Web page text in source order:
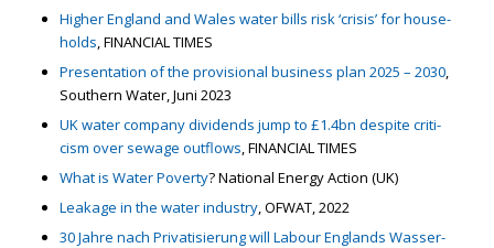
Hig­her Eng­land and Wales water bills risk ‘cri­sis’ for house­
holds, FINANCIAL TIMES
Pre­sen­ta­ti­on of the pro­vi­sio­nal busi­ness plan 2025 – 2030,
Sou­thern Water, Juni 2023
UK water com­pa­ny divi­dends jump to £1.4bn despi­te cri­ti­
cism over sewa­ge out­flows, FINANCIAL TIMES
What is Water Pover­ty? Natio­nal Ener­gy Action (UK)
Leaka­ge in the water indus­try, OFWAT, 2022
30 Jah­re nach Pri­va­ti­sie­rung will Labour Eng­lands Was­ser­